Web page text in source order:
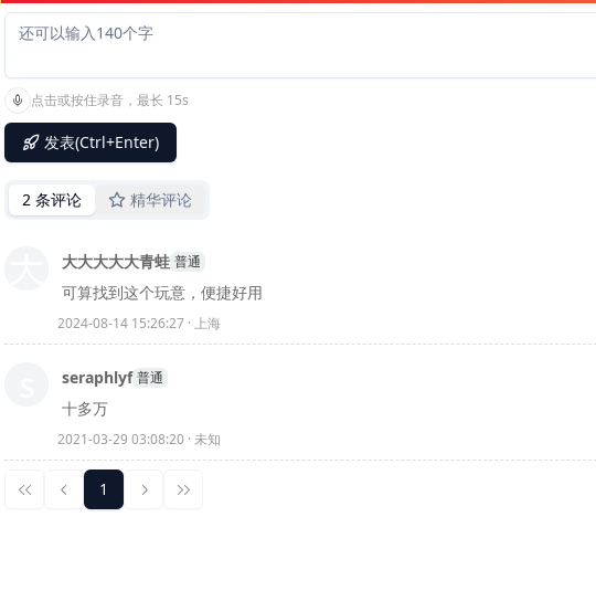
点击或按住录音，最长 15s
发表(Ctrl+Enter)
2 条评论 精华评论
大大大大大青蛙 普通
可算找到这个玩意，便捷好用
2024-08-14 15:26:27 · 上海
seraphlyf 普通
十多万
2021-03-29 03:08:20 · 未知
1